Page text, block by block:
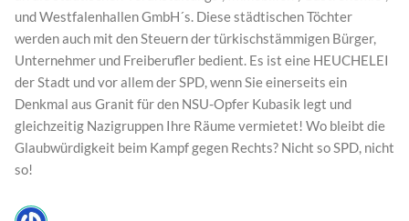
und Westfalenhallen GmbH´s. Diese städtischen Töchter
werden auch mit den Steuern der türkischstämmigen Bürger,
Unternehmer und Freiberufler bedient. Es ist eine HEUCHELEI
der Stadt und vor allem der SPD, wenn Sie einerseits ein
Denkmal aus Granit für den NSU-Opfer Kubasik legt und
gleichzeitig Nazigruppen Ihre Räume vermietet! Wo bleibt die
Glaubwürdigkeit beim Kampf gegen Rechts? Nicht so SPD, nicht
so!